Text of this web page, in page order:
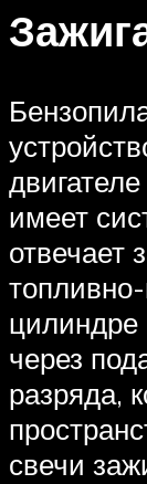
имеет
отвечает
цилиндре
через
разряда,
свечи